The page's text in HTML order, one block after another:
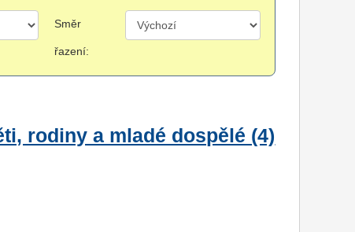
Směr
řazení:
rodiny a mladé dospělé (4)